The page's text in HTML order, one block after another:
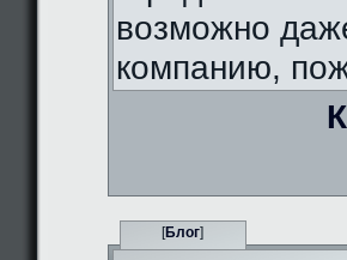
возможно
компанию,
[Блог]